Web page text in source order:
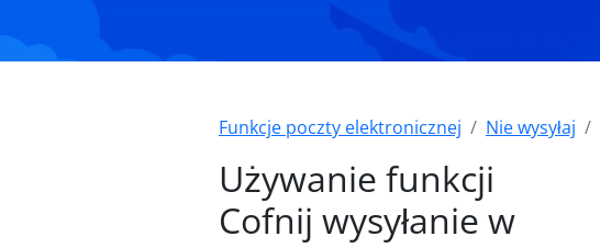
Funkcje poczty elektronicznej Nie wysyłaj
Używanie funkcji
Cofnij wysyłanie w